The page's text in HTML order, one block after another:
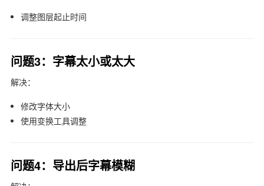
调整图层起止时间
问题3：字幕太小或太大
解决：
修改字体大小
使用变换工具调整
问题4：导出后字幕模糊